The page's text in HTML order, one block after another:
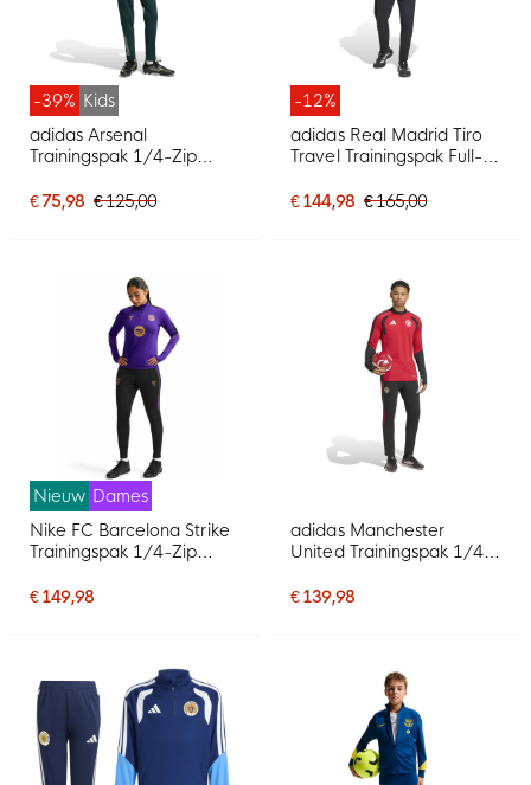
-39% Kids
adidas Arsenal
Trainingspak 1/4-Zip
Donkergroen Grijs
€ 75,98 € 125,00
-12%
adidas Real Madrid Tiro
Travel Trainingspak Full-
€ 144,98 € 165,00
Nieuw Dames
Nike FC Barcelona Strike
Trainingspak 1/4-Zip
Zwart Goud
€ 149,98
adidas Manchester
United Trainingspak 1/4-
Zwart Wit
€ 139,98